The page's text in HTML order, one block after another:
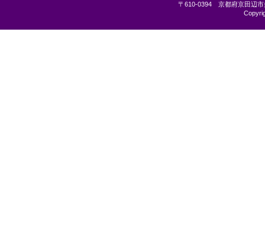
〒610-0394 京都府京田辺